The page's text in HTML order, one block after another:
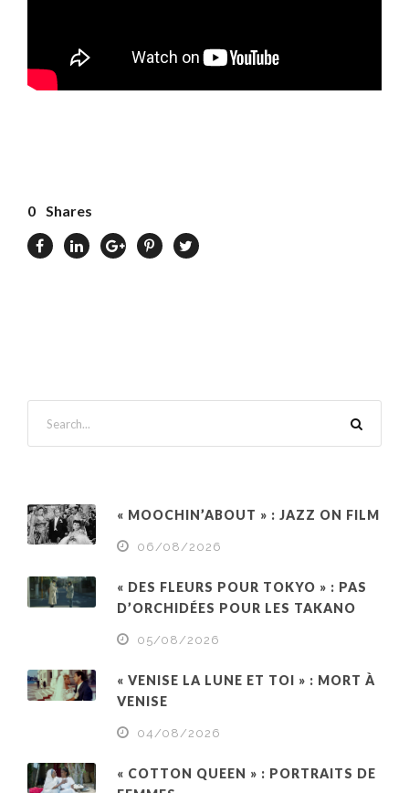
0 Shares
« MOOCHIN’ABOUT » : JAZZ ON FILM
06/08/2026
« DES FLEURS POUR TOKYO » : PAS
D’ORCHIDÉES POUR LES TAKANO
05/08/2026
« VENISE LA LUNE ET TOI » : MORT À
VENISE
04/08/2026
« COTTON QUEEN » : PORTRAITS DE